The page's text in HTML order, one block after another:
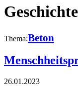
Geschichte
Thema:Beton
26.01.2023